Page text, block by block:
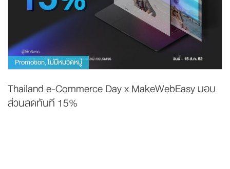
Promotion,ไม่มีหมวดหมู่
Thailand e-Commerce Day x MakeWebEasy มอบ
ส่วนลดทันที 15%